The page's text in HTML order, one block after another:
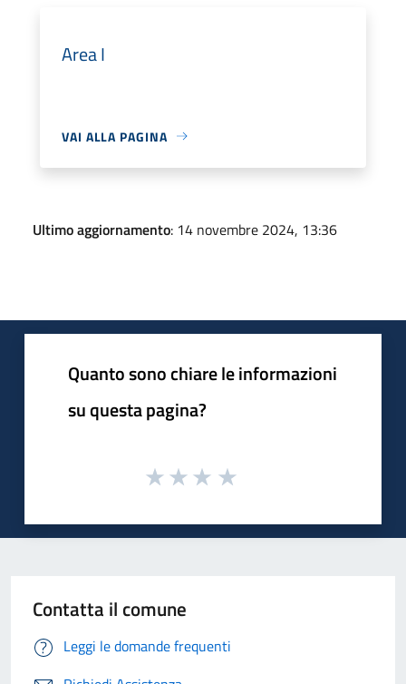
Area I
VAI ALLA PAGINA
Ultimo aggiornamento: 14 novembre 2024, 13:36
Quanto sono chiare le informazioni
su questa pagina?
Contatta il comune
Leggi le domande frequenti